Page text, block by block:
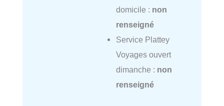
domicile : non
renseigné
Service Plattey
Voyages ouvert
dimanche : non
renseigné